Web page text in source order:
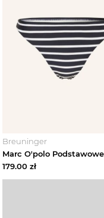
Breuninger
179.00 zł